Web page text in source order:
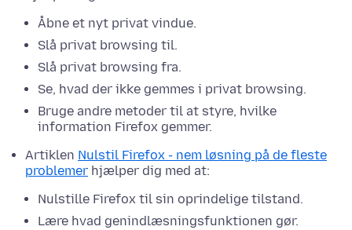
Åbne et nyt privat vindue.
Slå privat browsing til.
Slå privat browsing fra.
Se, hvad der ikke gemmes i privat browsing.
Bruge andre metoder til at styre, hvilke
information Firefox gemmer.
Artiklen Nulstil Firefox - nem løsning på de fleste
problemer hjælper dig med at:
Nulstille Firefox til sin oprindelige tilstand.
Lære hvad genindlæsningsfunktionen gør.